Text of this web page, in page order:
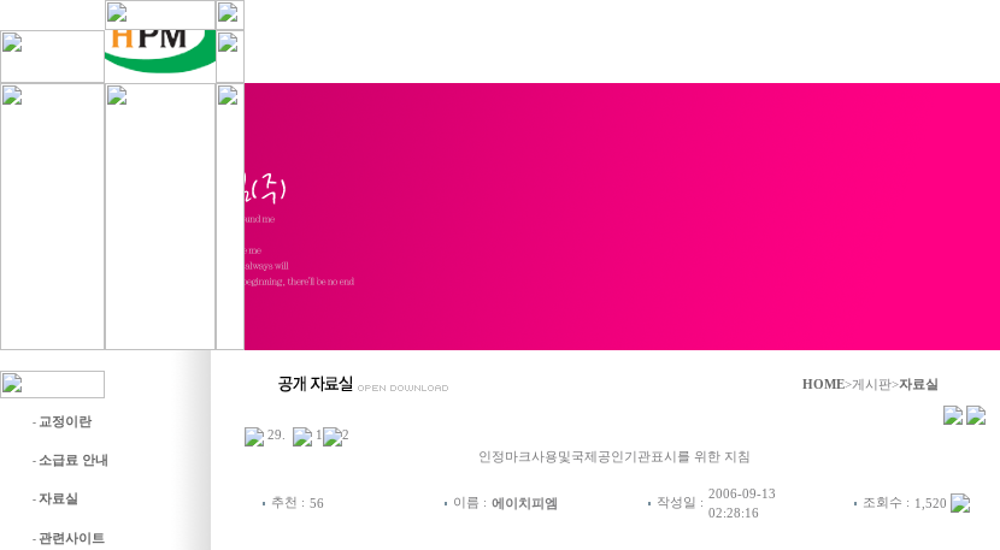
- 교정이란
- 소급료 안내
- 자료실
- 관련사이트
HOME>게시판>자료실
29. 1
2
인정마크사용및국제공인기관표시를 위한 지침
추천 : 56 이름 : 에이치피엠 작성일 :
2006-09-13
02:28:16
조회수 : 1,520